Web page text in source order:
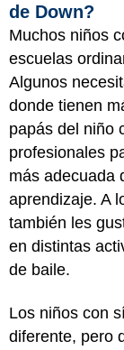
de Down?
Muchos niños
escuelas
Algunos
donde tienen
papás del niño
profesionales
más adecuada
aprendizaje. A
también les
en distintas
de baile.
Los niños con
diferente, pero